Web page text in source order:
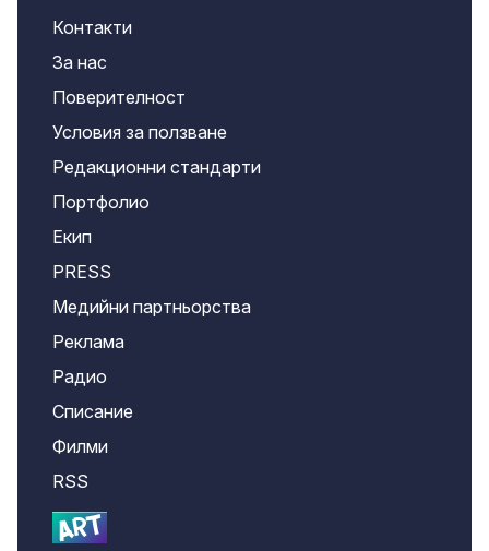
Контакти
За нас
Поверителност
Условия за ползване
Редакционни стандарти
Портфолио
Екип
PRESS
Медийни партньорства
Реклама
Радио
Списание
Филми
RSS